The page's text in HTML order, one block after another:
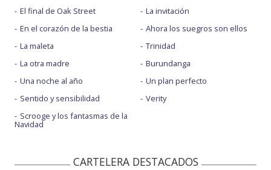
El final de Oak Street
En el corazón de la bestia
La maleta
La otra madre
Una noche al año
Sentido y sensibilidad
Scrooge y los fantasmas de la
Navidad
La invitación
Ahora los suegros son ellos
Trinidad
Burundanga
Un plan perfecto
Verity
CARTELERA DESTACADOS